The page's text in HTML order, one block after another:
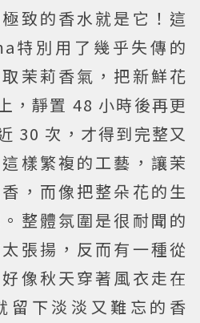
致的香水就是它！這
特別用了幾乎失傳的
茉莉香氣，把新鮮花
，靜置 48 小時後再更
30 次，才得到完整又
樣繁複的工藝，讓茉
，而像把整朵花的生
整體氛圍是很耐聞的
張揚，反而有一種從
像秋天穿著風衣走在
留下淡淡又難忘的香